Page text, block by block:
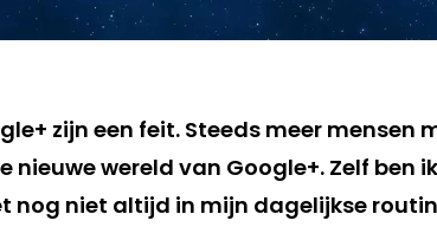
zijn een feit. Steeds meer mensen
wereld van Google+. Zelf ben
nog niet altijd in mijn dagelijkse